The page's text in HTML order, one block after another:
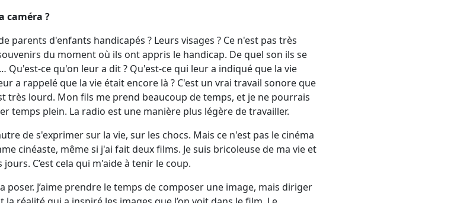
caméra ?
parents d'enfants handicapés ? Leurs visages ? Ce n'est pas très
du moment où ils ont appris le handicap. De quel son ils se
ce qu'on leur a dit ? Qu'est-ce qui leur a indiqué que la vie
a rappelé que la vie était encore là ? C'est un vrai travail sonore que
très lourd. Mon fils me prend beaucoup de temps, et je ne pourrais
temps plein. La radio est une manière plus légère de travailler.
de s'exprimer sur la vie, sur les chocs. Mais ce n'est pas le cinéma
cinéaste, même si j'ai fait deux films. Je suis bricoleuse de ma vie et
C’est cela qui m'aide à tenir le coup.
poser. J’aime prendre le temps de composer une image, mais diriger